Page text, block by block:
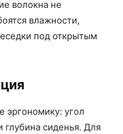
волокна не
влажности,
под открытым
эргономику: угол
глубина сиденья. Для